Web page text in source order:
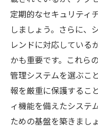
定期的なセキュリティ
しましょう。さらに、
レンドに対応している
かも重要です。これら
管理システムを選ぶこ
報を厳重に保護するこ
ィ機能を備えたシステ
ための基盤を築きましょ